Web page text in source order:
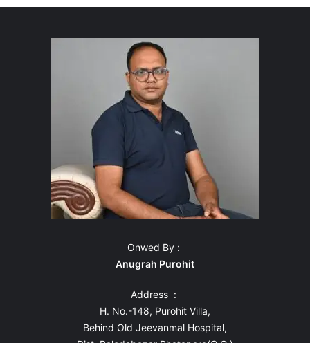
Onwed By :
Anugrah Purohit
Address :
H. No.-148, Purohit Villa,
Behind Old Jeevanmal Hospital,